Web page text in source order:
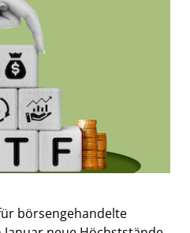
börsengehandelte